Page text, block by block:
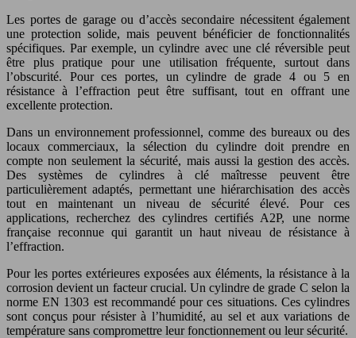
Les portes de garage ou d’accès secondaire nécessitent également
une protection solide, mais peuvent bénéficier de fonctionnalités
spécifiques. Par exemple, un cylindre avec une clé réversible peut
être plus pratique pour une utilisation fréquente, surtout dans
l’obscurité. Pour ces portes, un cylindre de grade 4 ou 5 en
résistance à l’effraction peut être suffisant, tout en offrant une
excellente protection.
Dans un environnement professionnel, comme des bureaux ou des
locaux commerciaux, la sélection du cylindre doit prendre en
compte non seulement la sécurité, mais aussi la gestion des accès.
Des systèmes de cylindres à clé maîtresse peuvent être
particulièrement adaptés, permettant une hiérarchisation des accès
tout en maintenant un niveau de sécurité élevé. Pour ces
applications, recherchez des cylindres certifiés A2P, une norme
française reconnue qui garantit un haut niveau de résistance à
l’effraction.
Pour les portes extérieures exposées aux éléments, la résistance à la
corrosion devient un facteur crucial. Un cylindre de grade C selon la
norme EN 1303 est recommandé pour ces situations. Ces cylindres
sont conçus pour résister à l’humidité, au sel et aux variations de
température sans compromettre leur fonctionnement ou leur sécurité.